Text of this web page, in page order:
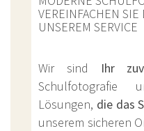
VEREINFACHEN
UNSEREM SERVICE
Wir sind Ihr
Schulfotografie
Lösungen, die das
unserem sicheren